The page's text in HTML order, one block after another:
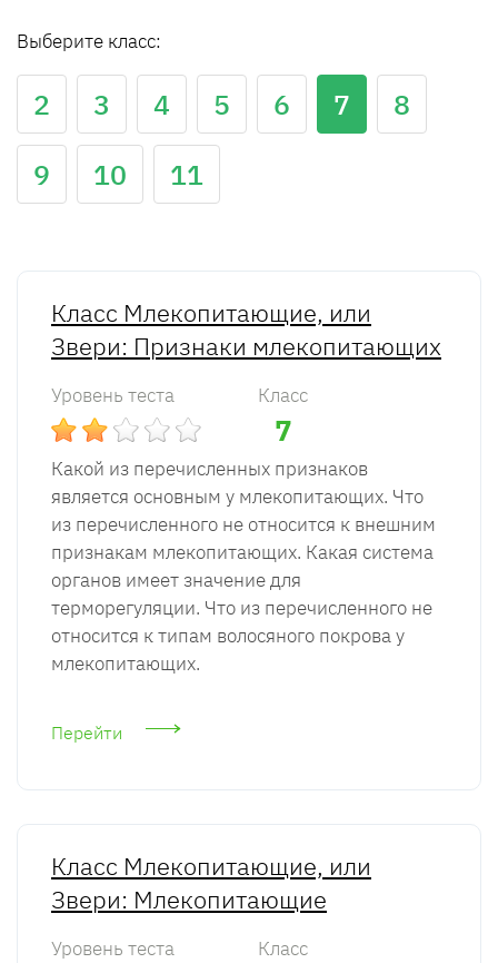
Выберите класс:
2 3 4 5 6 7
8
9
10 11
Класс Млекопитающие, или
Звери: Признаки млекопитающих
Уровень теста Класс
7
Какой из перечисленных признаков
является основным у млекопитающих. Что
из перечисленного не относится к внешним
признакам млекопитающих. Какая система
органов имеет значение для
терморегуляции. Что из перечисленного не
относится к типам волосяного покрова у
млекопитающих.
Перейти
Класс Млекопитающие, или
Звери: Млекопитающие
Уровень теста Класс